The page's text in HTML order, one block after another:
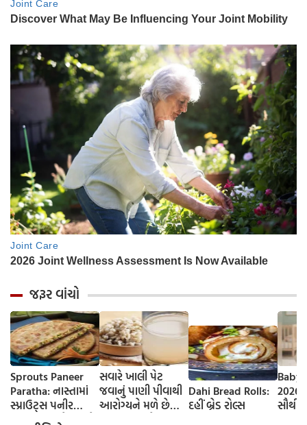
જરૂર વાંચો
Sprouts Paneer
Paratha: નાસ્તામાં
સ્પ્રાઉટ્સ પનીર
પરાઠા બનાવો, તમને
સવારે ખાલી પેટ
જવાનું પાણી પીવાથી
આરોગ્યને મળે છે
Dahi Bread Rolls:
દહીં બ્રેડ રોલ્સ
Baby